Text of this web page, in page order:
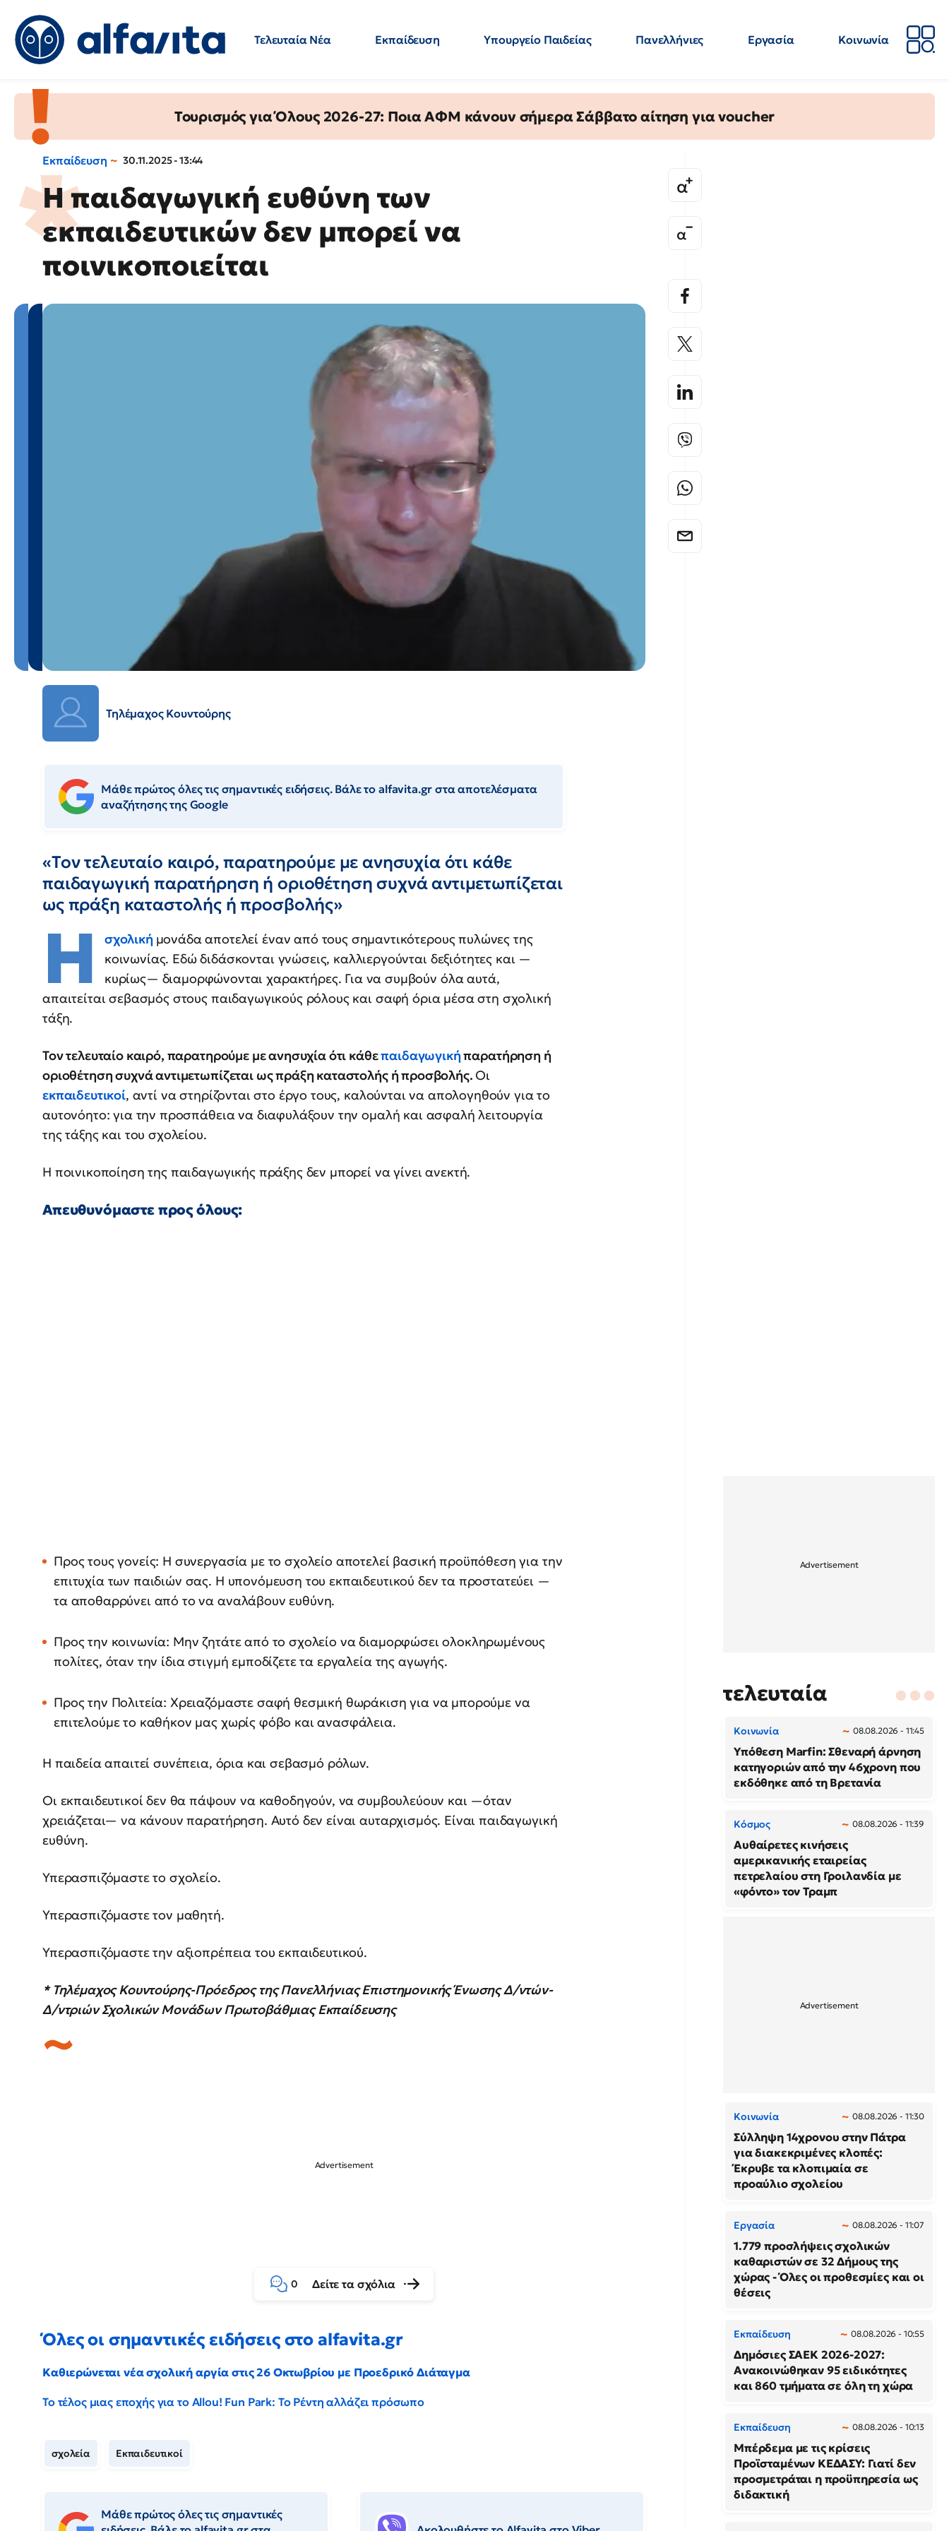
Τελευταία Νέα Εκπαίδευση Υπουργείο Παιδείας Πανελλήνιες Εργασία
Κοινωνία
Τουρισμός για Όλους 2026-27: Ποια ΑΦΜ κάνουν σήμερα Σάββατο αίτηση για voucher
Εκπαίδευση 30.11.2025 - 13:44
Η παιδαγωγική ευθύνη των
εκπαιδευτικών δεν μπορεί να
ποινικοποιείται
Τηλέμαχος Κουντούρης
Μάθε πρώτος όλες τις σημαντικές ειδήσεις. Βάλε το alfavita.gr στα αποτελέσματα
αναζήτησης της Google
«Τον τελευταίο καιρό, παρατηρούμε με ανησυχία ότι κάθε
παιδαγωγική παρατήρηση ή οριοθέτηση συχνά αντιμετωπίζεται
ως πράξη καταστολής ή προσβολής»
Η σχολική μονάδα αποτελεί έναν από τους σημαντικότερους πυλώνες της
κοινωνίας. Εδώ διδάσκονται γνώσεις, καλλιεργούνται δεξιότητες και —
κυρίως— διαμορφώνονται χαρακτήρες. Για να συμβούν όλα αυτά,
απαιτείται σεβασμός στους παιδαγωγικούς ρόλους και σαφή όρια μέσα στη σχολική
τάξη.
Τον τελευταίο καιρό, παρατηρούμε με ανησυχία ότι κάθεπαιδαγωγικήπαρατήρηση ή
οριοθέτηση συχνά αντιμετωπίζεται ως πράξη καταστολής ή προσβολής. Οι
εκπαιδευτικοί, αντί να στηρίζονται στο έργο τους, καλούνται να απολογηθούν για το
αυτονόητο: για την προσπάθεια να διαφυλάξουν την ομαλή και ασφαλή λειτουργία
της τάξης και του σχολείου.
Η ποινικοποίηση της παιδαγωγικής πράξης δεν μπορεί να γίνει ανεκτή.
Απευθυνόμαστε προς όλους:
Προς τους γονείς: Η συνεργασία με το σχολείο αποτελεί βασική προϋπόθεση για την
επιτυχία των παιδιών σας. Η υπονόμευση του εκπαιδευτικού δεν τα προστατεύει —
τα αποθαρρύνει από το να αναλάβουν ευθύνη.
Προς την κοινωνία: Μην ζητάτε από το σχολείο να διαμορφώσει ολοκληρωμένους
πολίτες, όταν την ίδια στιγμή εμποδίζετε τα εργαλεία της αγωγής.
Προς την Πολιτεία: Χρειαζόμαστε σαφή θεσμική θωράκιση για να μπορούμε να
επιτελούμε το καθήκον μας χωρίς φόβο και ανασφάλεια.
Η παιδεία απαιτεί συνέπεια, όρια και σεβασμό ρόλων.
Οι εκπαιδευτικοί δεν θα πάψουν να καθοδηγούν, να συμβουλεύουν και —όταν
χρειάζεται— να κάνουν παρατήρηση. Αυτό δεν είναι αυταρχισμός. Είναι παιδαγωγική
ευθύνη.
Υπερασπιζόμαστε το σχολείο.
Υπερασπιζόμαστε τον μαθητή.
Υπερασπιζόμαστε την αξιοπρέπεια του εκπαιδευτικού.
* Τηλέμαχος Κουντούρης-Πρόεδρος της Πανελλήνιας Επιστημονικής Ένωσης Δ/ντών-
Δ/ντριών Σχολικών Μονάδων Πρωτοβάθμιας Εκπαίδευσης
0 Δείτε τα σχόλια
Όλες οι σημαντικές ειδήσεις στο alfavita.gr
Καθιερώνεται νέα σχολική αργία στις 26 Οκτωβρίου με Προεδρικό Διάταγμα
Το τέλος μιας εποχής για το Allou! Fun Park: Το Ρέντη αλλάζει πρόσωπο
σχολεία Εκπαιδευτικοί
Μάθε πρώτος όλες τις σημαντικές
τελευταία
Κοινωνία 08.08.2026 - 11:45
Υπόθεση Marfin: Σθεναρή άρνηση
κατηγοριών από την 46χρονη που
εκδόθηκε από τη Βρετανία
Κόσμος 08.08.2026 - 11:39
Αυθαίρετες κινήσεις
αμερικανικής εταιρείας
πετρελαίου στη Γροιλανδία με
«φόντο» τον Τραμπ
Κοινωνία 08.08.2026 - 11:30
Σύλληψη 14χρονου στην Πάτρα
για διακεκριμένες κλοπές:
Έκρυβε τα κλοπιμαία σε
προαύλιο σχολείου
Εργασία 08.08.2026 - 11:07
1.779 προσλήψεις σχολικών
καθαριστών σε 32 Δήμους της
χώρας - Όλες οι προθεσμίες και οι
θέσεις
Εκπαίδευση 08.08.2026 - 10:55
Δημόσιες ΣΑΕΚ 2026-2027:
Ανακοινώθηκαν 95 ειδικότητες
και 860 τμήματα σε όλη τη χώρα
Εκπαίδευση 08.08.2026 - 10:13
Μπέρδεμα με τις κρίσεις
Προϊσταμένων ΚΕΔΑΣΥ: Γιατί δεν
προσμετράται η προϋπηρεσία ως
διδακτική